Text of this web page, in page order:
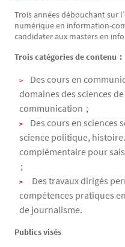
Trois années débouchant sur
numérique en information-
candidater aux masters en
Trois catégories de contenu :
Des cours en
domaines des sciences
communication ;
Des cours en sciences
science politique,
complémentaire pour
;
Des travaux dirigés
compétences pratiques
de journalisme.
Publics visés